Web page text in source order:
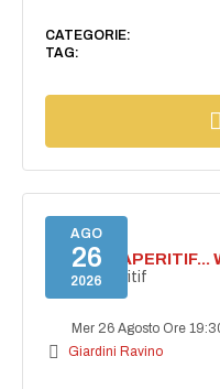
CATEGORIE:
TAG:
AGO
26
2026
SECRET APERITIF...
Secret aperitif
Mer 26 Agosto Ore
Giardini Ravino